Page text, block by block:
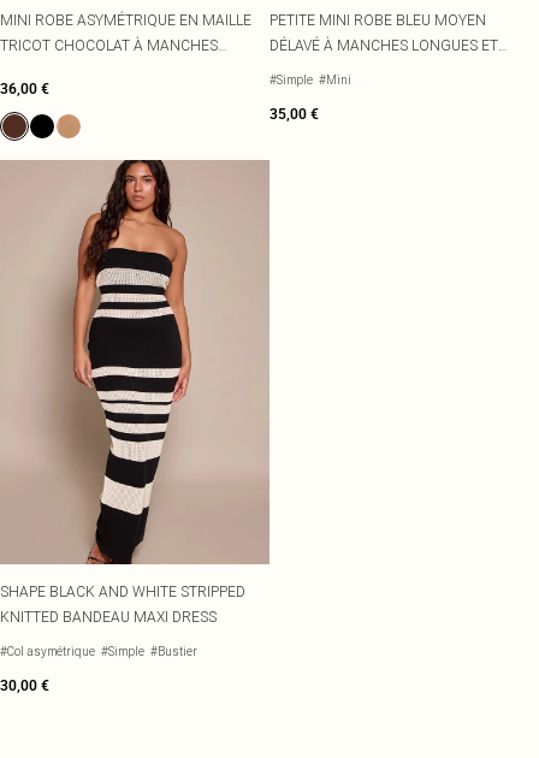
MINI ROBE ASYMÉTRIQUE EN MAILLE
TRICOT CHOCOLAT À MANCHES
36,00 €
PETITE MINI ROBE BLEU MOYEN
DÉLAVÉ À MANCHES LONGUES ET
DÉTAIL NOUÉ ASYMÉTRIQUE
#Simple #Mini
35,00 €
SHAPE BLACK AND WHITE STRIPPED
KNITTED BANDEAU MAXI DRESS
#Col asymétrique #Simple #Bustier
30,00 €